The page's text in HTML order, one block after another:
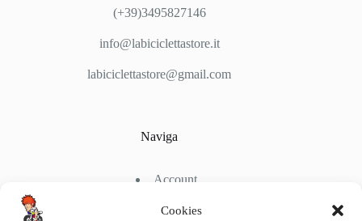
Cookies
(+39)3495827146
info@labiciclettastore.it
labiciclettastore@gmail.com
Naviga
Account
Chi Siamo